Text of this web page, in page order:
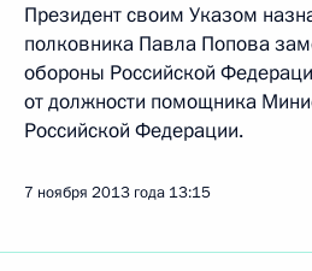
Президент своим Указом
полковника Павла Попова
обороны Российской
от должности помощника
Российской Федерации.
7 ноября 2013 года 13:15